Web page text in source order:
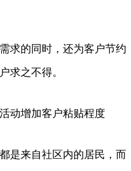
求的同时，还为客户节约
求之不得。
动增加客户粘贴程度
是来自社区内的居民，而